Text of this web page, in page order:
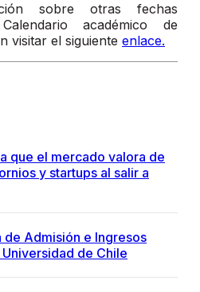
sobre otras fechas
académico de
visitar el siguiente enlace.
que el mercado valora de
y startups al salir a
de Admisión e Ingresos
de Chile